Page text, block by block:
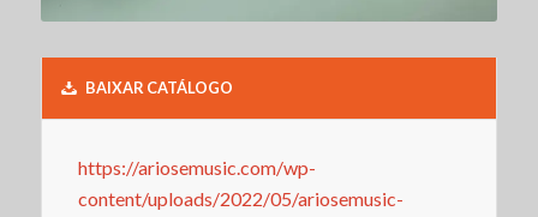
BAIXAR CATÁLOGO
https://ariosemusic.com/wp-
content/uploads/2022/05/ariosemusic-